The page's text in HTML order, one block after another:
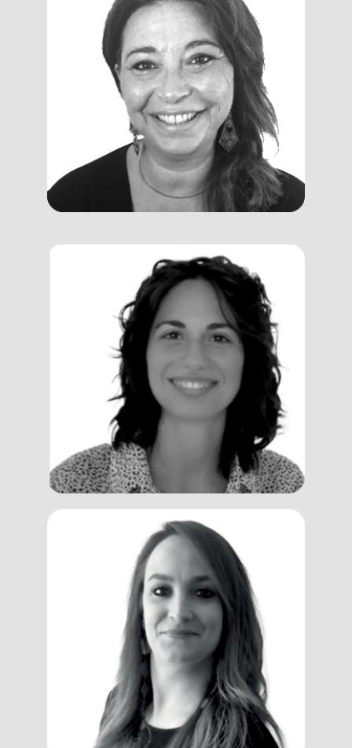
Alessandra
Matere
Client Manager, Trainer, Coach e
Counsellor
Schettini
Client Manager, Trainer, Coach
Claudia
Albani
Client Manager, Trainer, Coach e
Assessor